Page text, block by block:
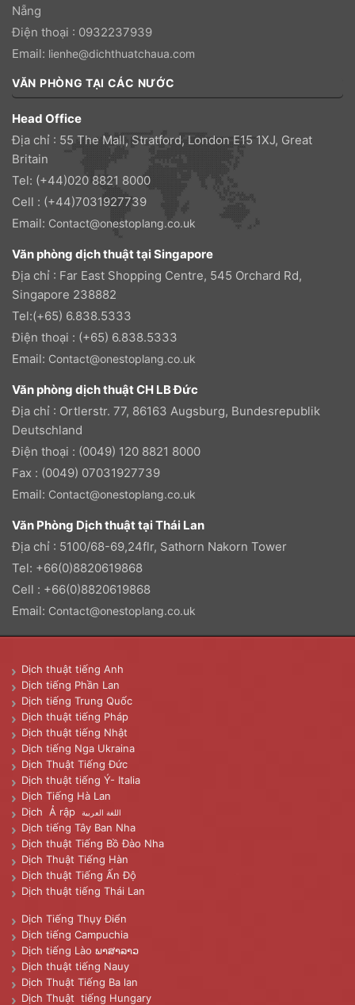
Nẵng
Điện thoại : 0932237939
Email: lienhe@dichthuatchaua.com
VĂN PHÒNG TẠI CÁC NƯỚC
Head Office
Địa chỉ : 55 The Mall, Stratford, London E15 1XJ, Great
Britain
Tel: (+44)020 8821 8000
Cell : (+44)7031927739
Email: Contact@onestoplang.co.uk
Văn phòng dịch thuật tại Singapore
Địa chỉ : Far East Shopping Centre, 545 Orchard Rd,
Singapore 238882
Tel:(+65) 6.838.5333
Điện thoại : (+65) 6.838.5333
Email: Contact@onestoplang.co.uk
Văn phòng dịch thuật CH LB Đức
Địa chỉ : Ortlerstr. 77, 86163 Augsburg, Bundesrepublik
Deutschland
Điện thoại : (0049) 120 8821 8000
Fax : (0049) 07031927739
Email: Contact@onestoplang.co.uk
Văn Phòng Dịch thuật tại Thái Lan
Địa chỉ : 5100/68-69,24flr, Sathorn Nakorn Tower
Tel: +66(0)8820619868
Cell : +66(0)8820619868
Email: Contact@onestoplang.co.uk
Dịch thuật tiếng Anh
Dịch tiếng Phần Lan
Dịch tiếng Trung Quốc
Dịch thuật tiếng Pháp
Dịch thuật tiếng Nhật
Dịch tiếng Nga Ukraina
Dịch Thuật Tiếng Đức
Dịch thuật tiếng Ý- Italia
Dịch Tiếng Hà Lan
Dịch Ả rập
اللغة العربية
Dịch tiếng Tây Ban Nha
Dịch thuật Tiếng Bồ Đào Nha
Dịch Thuật Tiếng Hàn
Dịch thuật Tiếng Ấn Độ
Dịch thuật tiếng Thái Lan
Dịch Tiếng Thụy Điển
Dịch tiếng Campuchia
Dịch tiếng Lào ພາສາລາວ
Dịch thuật tiếng Nauy
Dịch Thuật Tiếng Ba lan
Dịch Thuật tiếng Hungary